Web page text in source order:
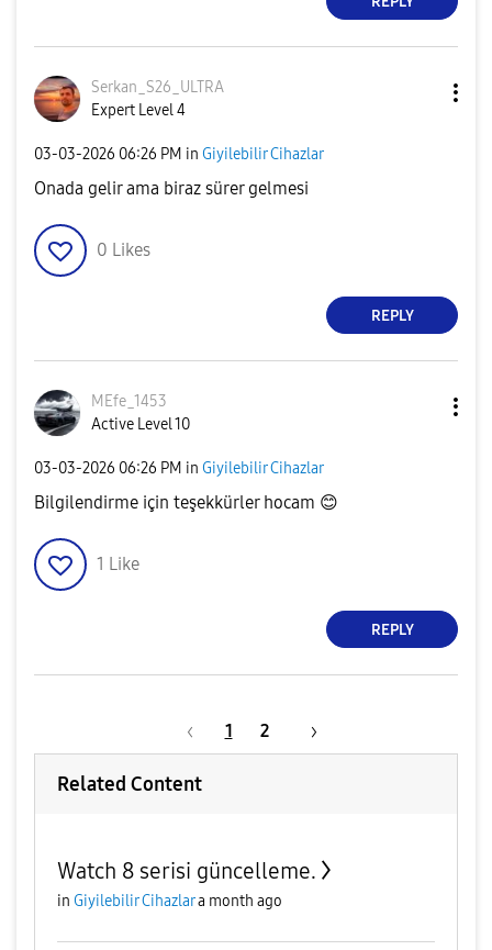
Serkan_S26_ULTRA
Expert Level 4
‎03-03-2026 06:26 PM in Giyilebilir Cihazlar
Onada gelir ama biraz sürer gelmesi
0 Likes
REPLY
MEfe_1453
Active Level 10
‎03-03-2026 06:26 PM in Giyilebilir Cihazlar
Bilgilendirme için teşekkürler hocam 😊
1 Like
REPLY
1 2
Related Content
Watch 8 serisi güncelleme.
in Giyilebilir Cihazlara month ago